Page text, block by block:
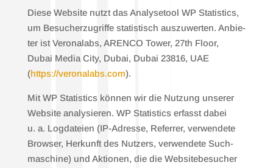
Die­se Web­site nutzt das Ana­ly­se­tool WP Sta­tis­tics,
um Besu­cher­zu­grif­fe sta­tis­tisch aus­zu­wer­ten. Anbie­
ter ist Vero­nalabs, ARENCO Tower, 27th Flo­or,
Dubai Media City, Dubai, Dubai 23816, UAE
(https://veronalabs.com).
Mit WP Sta­tis­tics kön­nen wir die Nut­zung unse­rer
Web­site ana­ly­sie­ren. WP Sta­tis­tics erfasst dabei
u. a. Log­da­tei­en (IP-Adres­se, Refer­rer, ver­wen­de­te
Brow­ser, Her­kunft des Nut­zers, ver­wen­de­te Such­
ma­schi­ne) und Aktio­nen, die die Web­site­be­su­cher